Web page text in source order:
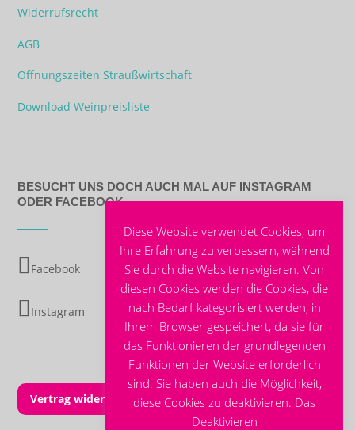
Widerrufsrecht
AGB
Öffnungszeiten Straußwirtschaft
Download Weinpreisliste
BESUCHT UNS DOCH AUCH MAL AUF INSTAGRAM
ODER FACEBOOK
Facebook
Instagram
Vertrag widerrufen
Diese Website verwendet Cookies, um
Ihre Erfahrung zu verbessern, während
Sie durch die Website navigieren. Von
diesen Cookies werden die Cookies, die
nach Bedarf kategorisiert werden, in
Ihrem Browser gespeichert, da sie für
das Funktionieren der grundlegenden
Funktionen der Website erforderlich
sind. Sie haben auch die Möglichkeit,
diese Cookies zu deaktivieren. Das
Deaktivieren